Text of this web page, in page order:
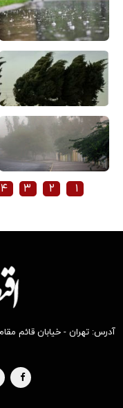
۱ ۲ ۳ ۴
آدرس: تهران - خیابان قائم